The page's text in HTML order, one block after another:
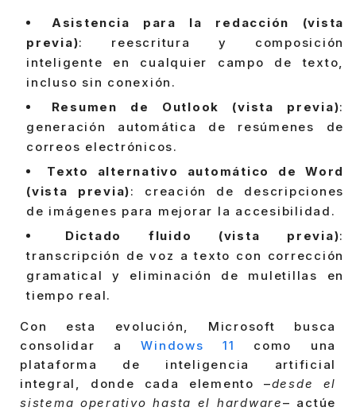
Asistencia para la redacción (vista
previa): reescritura y composición
inteligente en cualquier campo de texto,
incluso sin conexión.
Resumen de Outlook (vista previa):
generación automática de resúmenes de
correos electrónicos.
Texto alternativo automático de Word
(vista previa): creación de descripciones
de imágenes para mejorar la accesibilidad.
Dictado fluido (vista previa):
transcripción de voz a texto con corrección
gramatical y eliminación de muletillas en
tiempo real.
Con esta evolución, Microsoft busca
consolidar aWindows 11
como una
plataforma de inteligencia artificial
integral, donde cada elemento –desde el
sistema operativo hasta el hardware– actúe